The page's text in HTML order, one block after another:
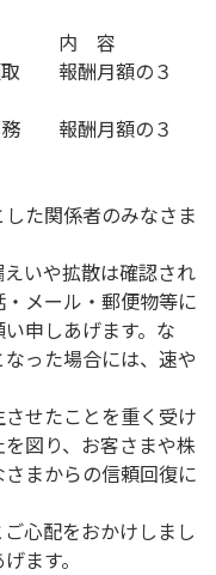
容
報酬月額の３
報酬月額の３
た関係者のみなさま
いや拡散は確認され
メール・郵便物等に
申しあげます。な
った場合には、速や
せたことを重く受け
図り、お客さまや株
まからの信頼回復に
心配をおかけしまし
ます。